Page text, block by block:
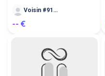
Voisin #91495
-- €